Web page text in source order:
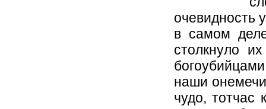
очевидность
в самом
столкнуло
наши
чудо, тотчас